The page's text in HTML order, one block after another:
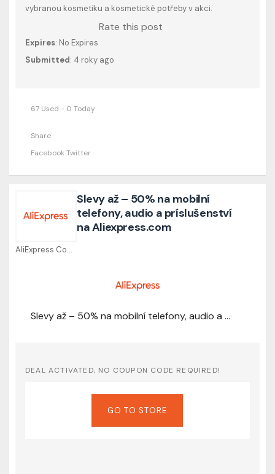
vybranou kosmetiku a kosmetické potřeby v akci.
Rate this post
Expires: No Expires
Submitted: 4 roky ago
67 Used - 0 Today
Share
FacebookTwitter
AliExpress Coupons
Slevy až – 50% na mobilní
telefony, audio a príslušenství
na Aliexpress.com
Slevy až – 50% na mobilní telefony, audio a príslušenství na Aliexpress.com
DEAL ACTIVATED, NO COUPON CODE REQUIRED!
GO TO STORE